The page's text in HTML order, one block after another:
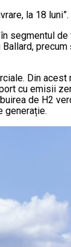
la 18 luni”.
segmentul
Din acest
cu emisii
de H2
generație.